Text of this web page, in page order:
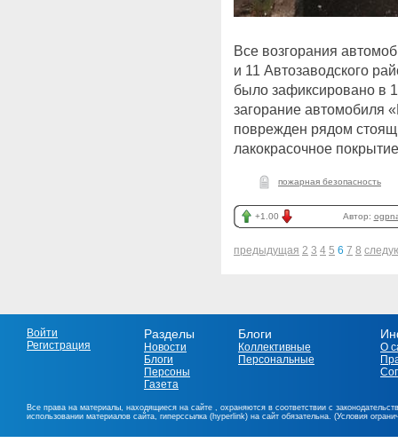
Все возгорания
и 11 Автозаводского
было зафиксировано в
загорание автомобиля
поврежден рядом
лакокрасочное
пожарная безопасность
+1.00 Автор:
предыдущая 2 3 4 5 6 7 8
Войти
Регистрация
Разделы
Новости
Блоги
Персоны
Газета
Блоги
Коллективные
Персональные
О
Все права на материалы, находящиеся на сайте , охраняются в соответствии с
использовании материалов сайта, гиперссылка (hyperlink) на сайт обязательна. (Условия